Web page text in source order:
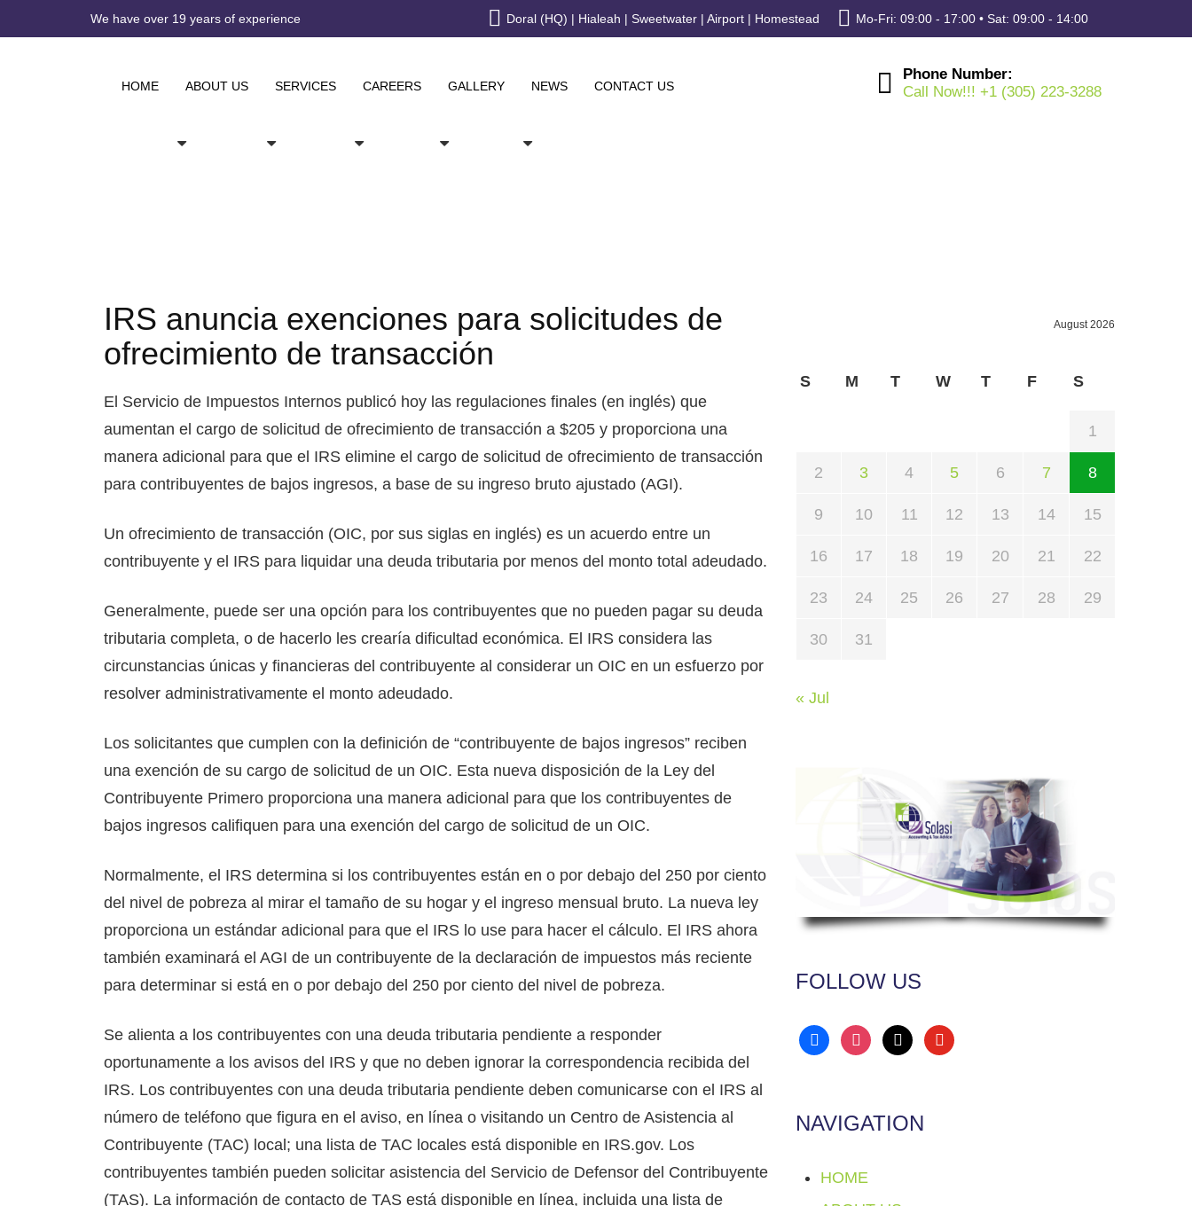
We have over 19 years of experience Doral (HQ) | Hialeah | Sweetwater | Airport | Homestead Mo-Fri: 09:00 - 17:00 • Sat: 09:00 - 14:00
Phone Number:
Call Now!!! +1 (305) 223-3288
HOME ABOUT US SERVICES CAREERS GALLERY NEWS CONTACT US
IRS anuncia exenciones para solicitudes de
ofrecimiento de transacción
El Servicio de Impuestos Internos publicó hoy las regulaciones finales (en inglés) que
aumentan el cargo de solicitud de ofrecimiento de transacción a $205 y proporciona una
manera adicional para que el IRS elimine el cargo de solicitud de ofrecimiento de transacción
para contribuyentes de bajos ingresos, a base de su ingreso bruto ajustado (AGI).
Un ofrecimiento de transacción (OIC, por sus siglas en inglés) es un acuerdo entre un
contribuyente y el IRS para liquidar una deuda tributaria por menos del monto total adeudado.
Generalmente, puede ser una opción para los contribuyentes que no pueden pagar su deuda
tributaria completa, o de hacerlo les crearía dificultad económica. El IRS considera las
circunstancias únicas y financieras del contribuyente al considerar un OIC en un esfuerzo por
resolver administrativamente el monto adeudado.
Los solicitantes que cumplen con la definición de “contribuyente de bajos ingresos” reciben
una exención de su cargo de solicitud de un OIC. Esta nueva disposición de la Ley del
Contribuyente Primero proporciona una manera adicional para que los contribuyentes de
bajos ingresos califiquen para una exención del cargo de solicitud de un OIC.
Normalmente, el IRS determina si los contribuyentes están en o por debajo del 250 por ciento
del nivel de pobreza al mirar el tamaño de su hogar y el ingreso mensual bruto. La nueva ley
proporciona un estándar adicional para que el IRS lo use para hacer el cálculo. El IRS ahora
también examinará el AGI de un contribuyente de la declaración de impuestos más reciente
para determinar si está en o por debajo del 250 por ciento del nivel de pobreza.
Se alienta a los contribuyentes con una deuda tributaria pendiente a responder
oportunamente a los avisos del IRS y que no deben ignorar la correspondencia recibida del
IRS. Los contribuyentes con una deuda tributaria pendiente deben comunicarse con el IRS al
número de teléfono que figura en el aviso, en línea o visitando un Centro de Asistencia al
Contribuyente (TAC) local; una lista de TAC locales está disponible en IRS.gov. Los
contribuyentes también pueden solicitar asistencia del Servicio de Defensor del Contribuyente
(TAS). La información de contacto de TAS está disponible en línea, incluida una lista de
August 2026
S M T W T F S
1
2 3 4 5 6 7 8
9 10 11 12 13 14 15
16 17 18 19 20 21 22
23 24 25 26 27 28 29
30 31
« Jul
FOLLOW US
facebookinstagram
x youtube
NAVIGATION
HOME